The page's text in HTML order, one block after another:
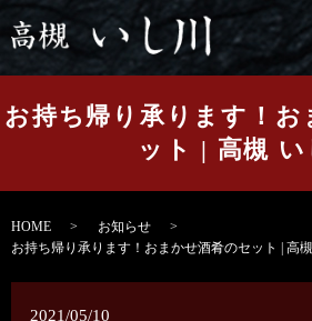
お持ち帰り承ります！お
ット | 高槻 い
HOME
お知らせ
お持ち帰り承ります！おまかせ酒肴のセット | 高槻
2021/05/10